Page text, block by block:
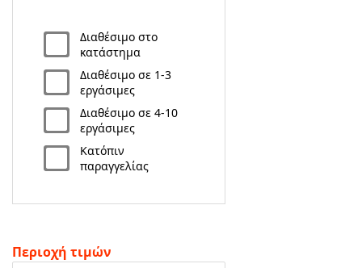
2310.769.050 - 2313.078.238
Διαθέσιμο στο
κατάστημα
Διαθέσιμο σε 1-3
εργάσιμες
Διαθέσιμο σε 4-10
εργάσιμες
Κατόπιν
παραγγελίας
Περιοχή τιμών